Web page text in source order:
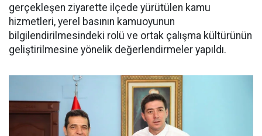
gerçekleşen ziyarette ilçede yürütülen kamu
hizmetleri, yerel basının kamuoyunun
bilgilendirilmesindeki rolü ve ortak çalışma kültürünün
geliştirilmesine yönelik değerlendirmeler yapıldı.